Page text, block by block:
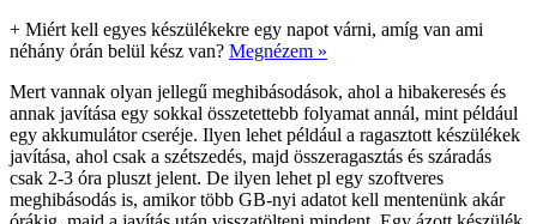
+ Miért kell egyes készülékekre egy napot várni, amíg van ami
néhány órán belül kész van? Megnézem »
Mert vannak olyan jellegű meghibásodások, ahol a hibakeresés és
annak javítása egy sokkal összetettebb folyamat annál, mint például
egy akkumulátor cseréje. Ilyen lehet például a ragasztott készülékek
javítása, ahol csak a szétszedés, majd összeragasztás és száradás
csak 2-3 óra pluszt jelent. De ilyen lehet pl egy szoftveres
meghibásodás is, amikor több GB-nyi adatot kell mentenünk akár